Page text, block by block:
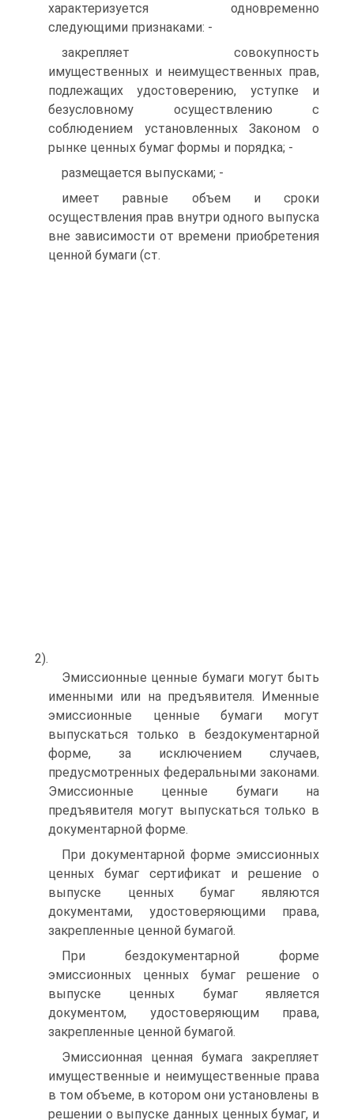
характеризуется одновременно
следующими признаками: -
закрепляет совокупность
имущественных и неимущественных прав,
подлежащих удостоверению, уступке и
безусловному осуществлению с
соблюдением установленных Законом о
рынке ценных бумаг формы и порядка; -
размещается выпусками; -
имеет равные объем и сроки
осуществления прав внутри одного выпуска
вне зависимости от времени приобретения
ценной бумаги (ст.
2).
Эмиссионные ценные бумаги могут быть
именными или на предъявителя. Именные
эмиссионные ценные бумаги могут
выпускаться только в бездокументарной
форме, за исключением случаев,
предусмотренных федеральными законами.
Эмиссионные ценные бумаги на
предъявителя могут выпускаться только в
документарной форме.
При документарной форме эмиссионных
ценных бумаг сертификат и решение о
выпуске ценных бумаг являются
документами, удостоверяющими права,
закрепленные ценной бумагой.
При бездокументарной форме
эмиссионных ценных бумаг решение о
выпуске ценных бумаг является
документом, удостоверяющим права,
закрепленные ценной бумагой.
Эмиссионная ценная бумага закрепляет
имущественные и неимущественные права
в том объеме, в котором они установлены в
решении о выпуске данных ценных бумаг, и